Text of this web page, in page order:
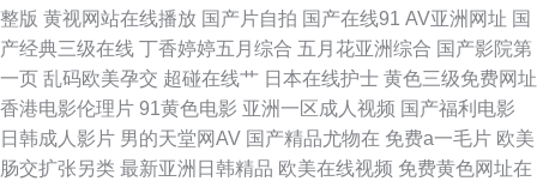
美精品一区二区三区 国产精品一区中文字幕 欧美在线高清国产欧美 亚洲综
合图 青草国产在线 一级免费久 国产乱轮视频 人妖伪娘在线视频 中文在线天
堂日本 国产日韩在线时看 人人干人人看 又爽又黄 国产日本视频 日本a级电
整版 黄视网站在线播放 国产片自拍 国产在线91 AV亚洲网址 国
产经典三级在线 丁香婷婷五月综合 五月花亚洲综合 国产影院第
一页 乱码欧美孕交 超碰在线艹 日本在线护士 黄色三级免费网址
香港电影伦理片 91黄色电影 亚洲一区成人视频 国产福利电影
日韩成人影片 男的天堂网AV 国产精品尤物在 免费a一毛片 欧美
肠交扩张另类 最新亚洲日韩精品 欧美在线视频 免费黄色网址在